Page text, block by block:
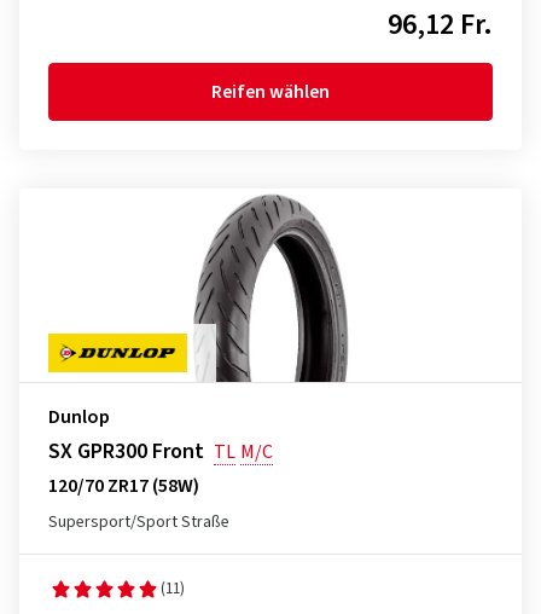
96,12 Fr.
Reifen wählen
Dunlop
SX GPR300 Front TL M/C
120/70 ZR17 (58W)
Supersport/Sport Straße
(11)